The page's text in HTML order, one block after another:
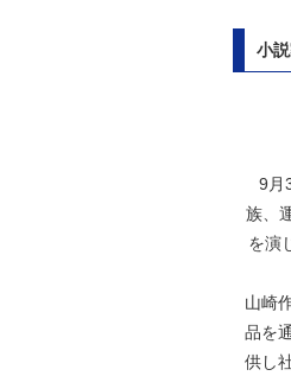
小
9月
族、
を演
山崎
品を
供し